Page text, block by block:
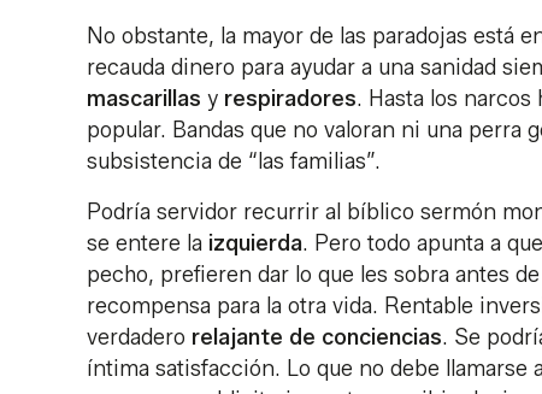
No obstante, la mayor de las paradojas está
recauda dinero para ayudar a una sanidad
mascarillas y respiradores. Hasta los narcos
popular. Bandas que no valoran ni una perra
subsistencia de “las familias”.
Podría servidor recurrir al bíblico sermón
se entere la izquierda. Pero todo apunta a
pecho, prefieren dar lo que les sobra antes
recompensa para la otra vida. Rentable
verdadero relajante de conciencias. Se
íntima satisfacción. Lo que no debe llamarse